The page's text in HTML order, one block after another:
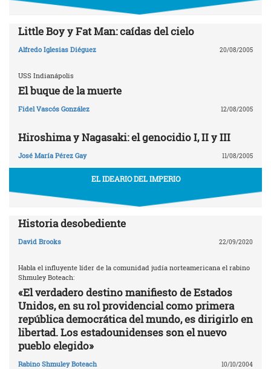
Little Boy y Fat Man: caídas del cielo
Alfredo Iglesias Diéguez 20/08/2005
USS Indianápolis
El buque de la muerte
Fidel Vascós González 12/08/2005
Hiroshima y Nagasaki: el genocidio I, II y III
José María Pérez Gay 11/08/2005
EL IDEARIO DEL IMPERIO
Historia desobediente
David Brooks 22/09/2020
Habla el influyente líder de la comunidad judía norteamericana el rabino
Shmuley Boteach:
«El verdadero destino manifiesto de Estados
Unidos, en su rol providencial como primera
república democrática del mundo, es dirigirlo en
libertad. Los estadounidenses son el nuevo
pueblo elegido»
Rabino Shmuley Boteach 10/10/2004